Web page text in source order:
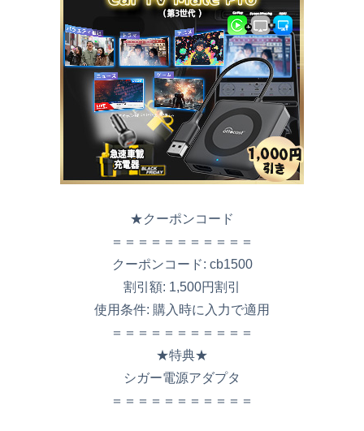
★クーポンコード
＝＝＝＝＝＝＝＝＝＝＝
クーポンコード: cb1500
割引額: 1,500円割引
使用条件: 購入時に入力で適用
＝＝＝＝＝＝＝＝＝＝＝
★特典★
シガー電源アダプタ
＝＝＝＝＝＝＝＝＝＝＝